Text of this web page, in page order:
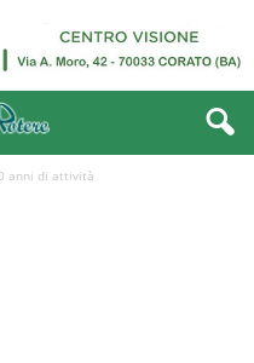
anni di attività